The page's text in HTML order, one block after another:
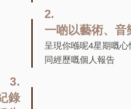
2.
一啲以藝術、音
呈現你喺呢4星期嘅心
同經歷嘅個人報告
3.
錄